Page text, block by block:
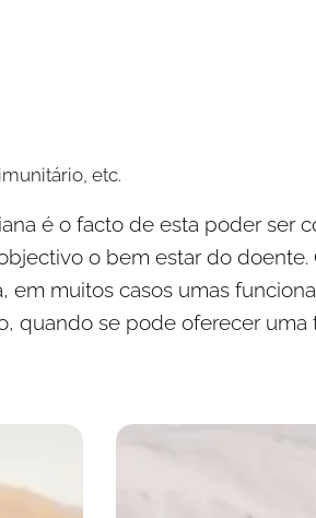
etc.
é o facto de esta poder ser
o bem estar do doente.
muitos casos umas
quando se pode oferecer uma